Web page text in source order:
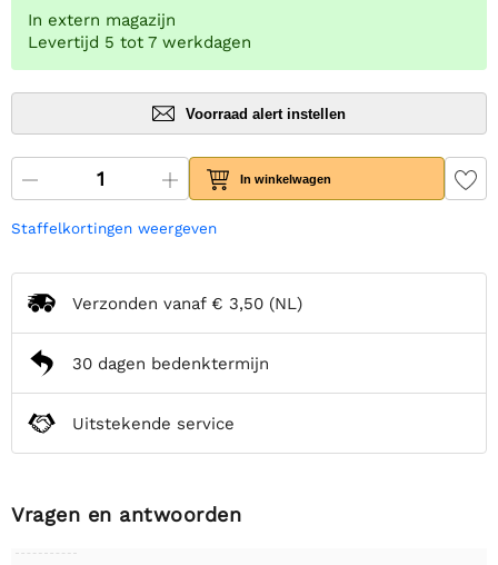
In extern magazijn
Levertijd 5 tot 7 werkdagen
Voorraad alert instellen
In winkelwagen
Staffelkortingen weergeven
Verzonden vanaf € 3,50 (NL)
30 dagen bedenktermijn
Uitstekende service
Vragen en antwoorden